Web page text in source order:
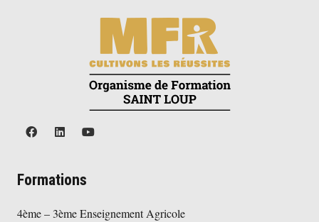
Formations
4ème – 3ème Enseignement Agricole